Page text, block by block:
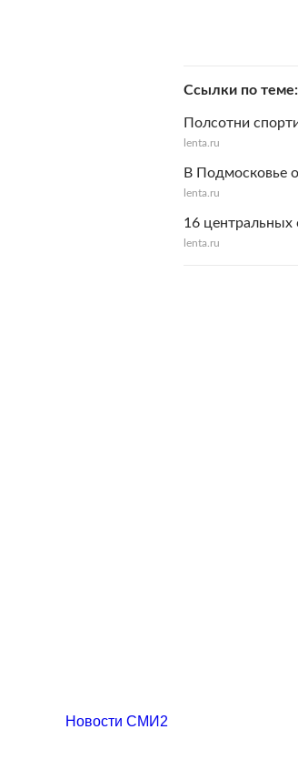
Ссылки по теме
Полсотни
lenta.ru
В Подмосковье
lenta.ru
16 центральных
lenta.ru
Новости СМИ2